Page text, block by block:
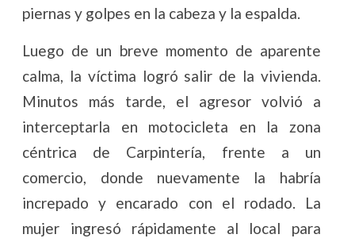
piernas y golpes en la cabeza y la espalda.
Luego de un breve momento de aparente
calma, la víctima logró salir de la vivienda.
Minutos más tarde, el agresor volvió a
interceptarla en motocicleta en la zona
céntrica de Carpintería, frente a un
comercio, donde nuevamente la habría
increpado y encarado con el rodado. La
mujer ingresó rápidamente al local para